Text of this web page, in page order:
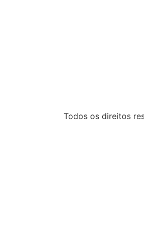
Todos os direitos